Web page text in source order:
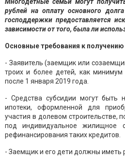
рублей на оплату основного
господдержки предоставляется
зависимости от того, была ли
Основные требования к получению
- Заявитель (заемщик или
троих и более детей, как
после 1 января 2019 года.
- Средства субсидии могут быть
ипотеки, оформленной для
участия в долевом строительстве,
под индивидуальное жилищное
рефинансирования таких кредитов.
- Заемщик и его дети должны иметь